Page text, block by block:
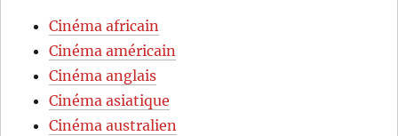
Cinéma africain
Cinéma américain
Cinéma anglais
Cinéma asiatique
Cinéma australien